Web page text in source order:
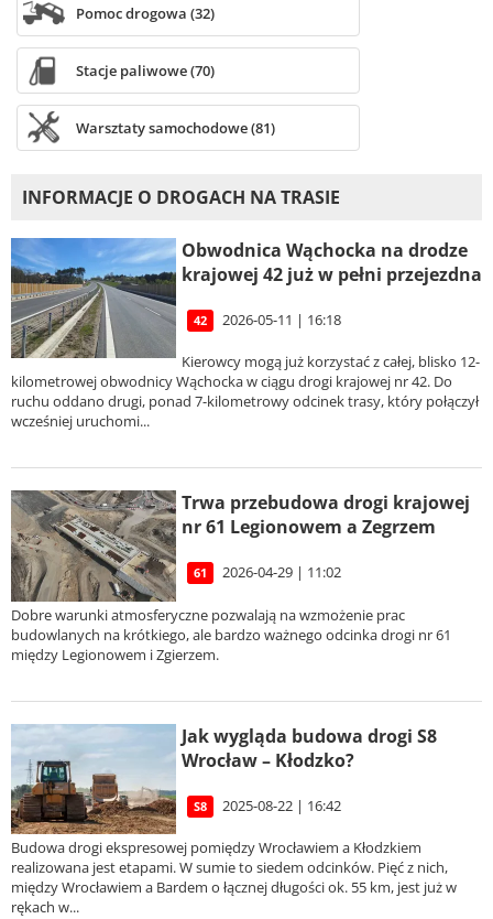
Pomoc drogowa (32)
Stacje paliwowe (70)
Warsztaty samochodowe (81)
INFORMACJE O DROGACH NA TRASIE
Obwodnica Wąchocka na drodze
krajowej 42 już w pełni przejezdna
42 2026-05-11 | 16:18
Kierowcy mogą już korzystać z całej, blisko 12-
kilometrowej obwodnicy Wąchocka w ciągu drogi krajowej nr 42. Do
ruchu oddano drugi, ponad 7-kilometrowy odcinek trasy, który połączył
wcześniej uruchomi...
Trwa przebudowa drogi krajowej
nr 61 Legionowem a Zegrzem
61 2026-04-29 | 11:02
Dobre warunki atmosferyczne pozwalają na wzmożenie prac
budowlanych na krótkiego, ale bardzo ważnego odcinka drogi nr 61
między Legionowem i Zgierzem.
Jak wygląda budowa drogi S8
Wrocław – Kłodzko?
S8 2025-08-22 | 16:42
Budowa drogi ekspresowej pomiędzy Wrocławiem a Kłodzkiem
realizowana jest etapami. W sumie to siedem odcinków. Pięć z nich,
między Wrocławiem a Bardem o łącznej długości ok. 55 km, jest już w
rękach w...